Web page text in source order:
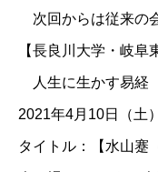
次回からは従来の
【長良川大学・岐阜
人生に生かす易経
2021年4月10日（土
タイトル：【水山蹇